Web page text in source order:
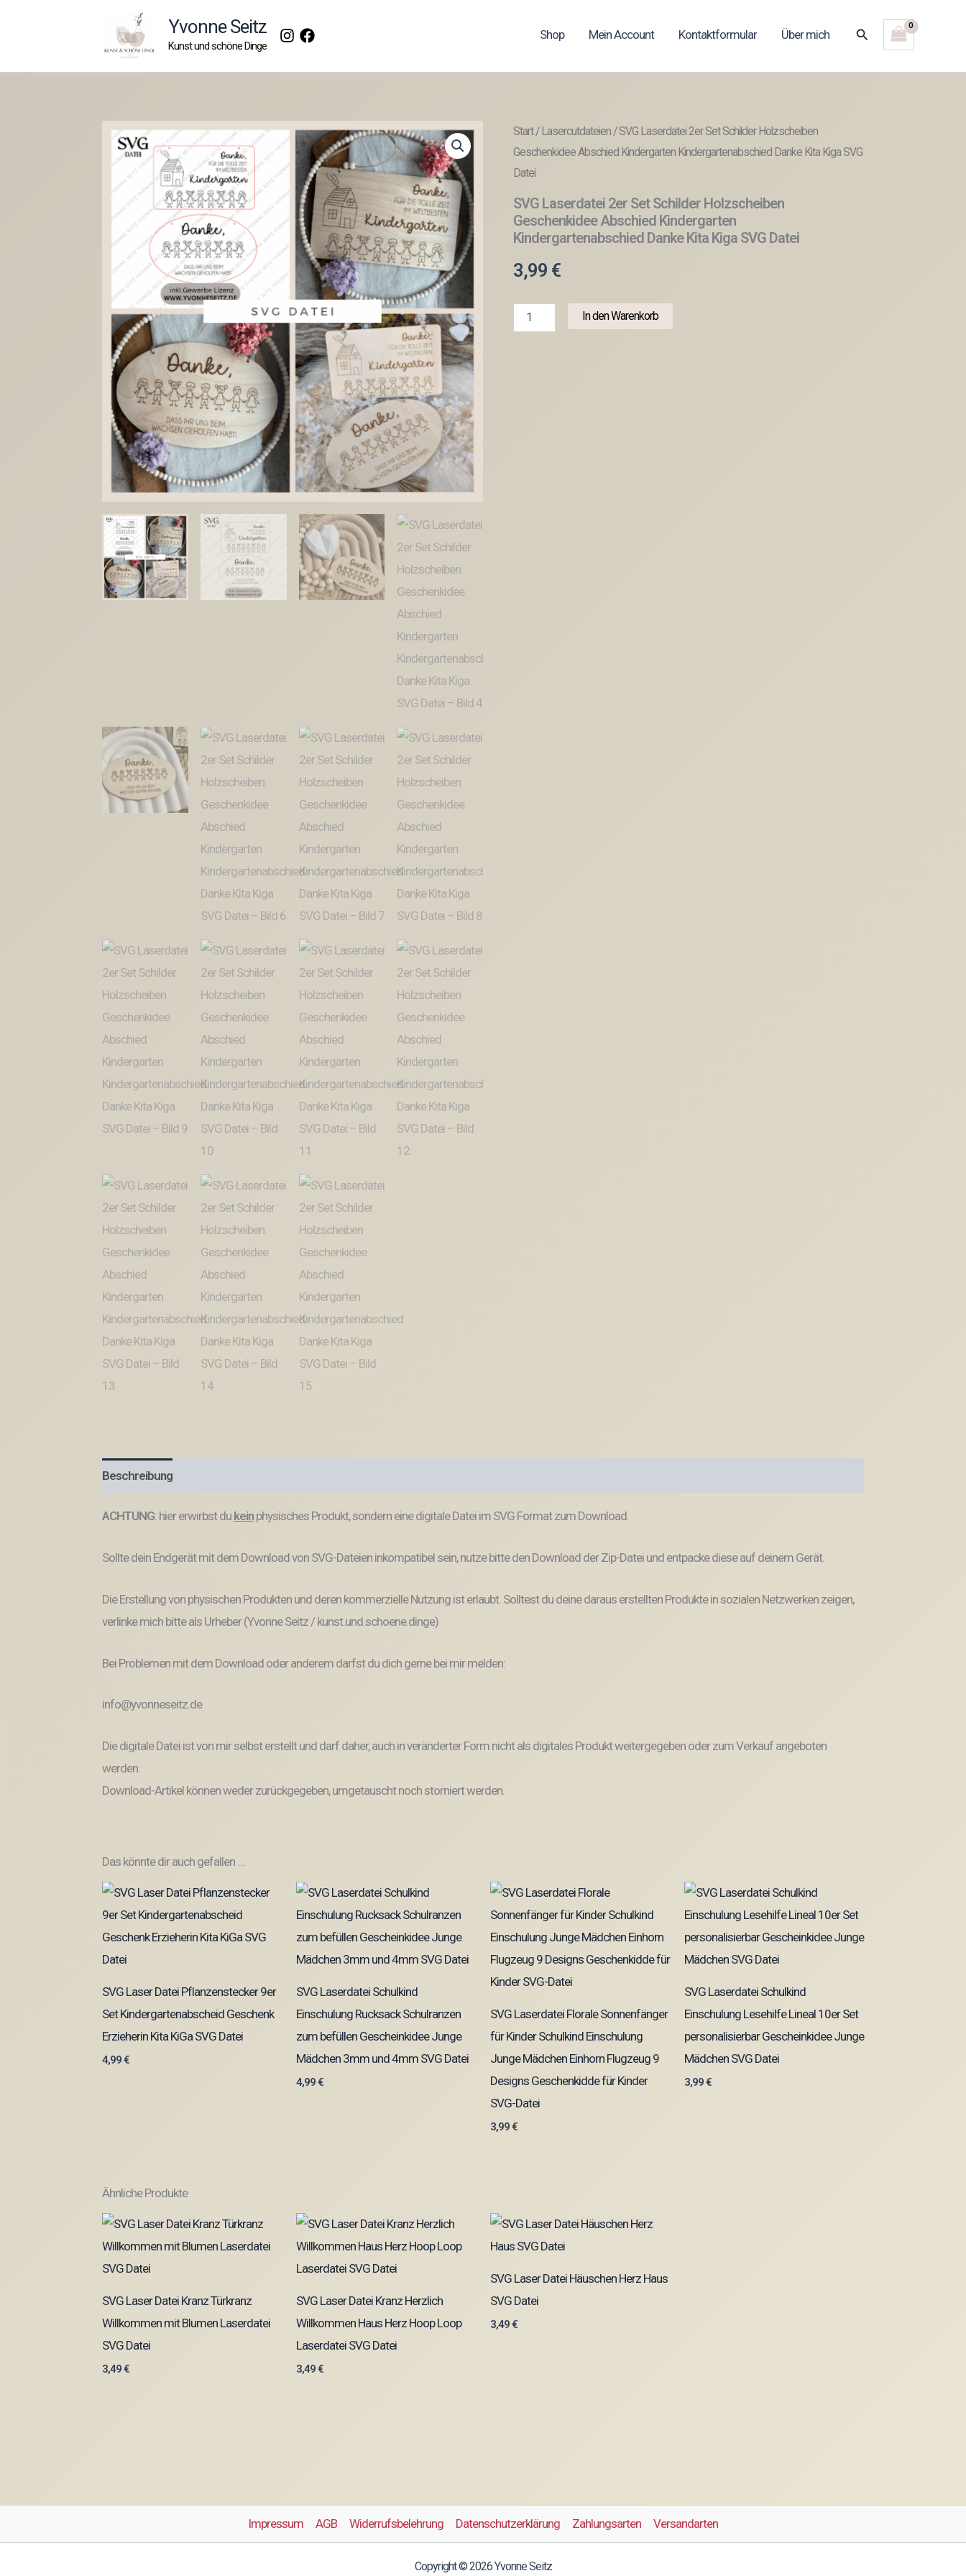
Yvonne Seitz
Kunst und schöne Dinge
Shop Mein Account Kontaktformular Über mich Suchen
Start/Lasercutdateien/ SVG Laserdatei 2er Set Schilder Holzscheiben
Geschenkidee Abschied Kindergarten Kindergartenabschied Danke Kita Kiga SVG
Datei
SVG Laserdatei 2er Set Schilder Holzscheiben
Geschenkidee Abschied Kindergarten
Kindergartenabschied Danke Kita Kiga SVG Datei
3,99 €
Laserdatei
In den Warenkorb
Beschreibung
ACHTUNG: hier erwirbst du kein physisches Produkt, sondern eine digitale Datei im SVG Format zum Download.
Sollte dein Endgerät mit dem Download von SVG-Dateien inkompatibel sein, nutze bitte den Download der Zip-Datei und entpacke diese auf deinem Gerät.
Die Erstellung von physischen Produkten und deren kommerzielle Nutzung ist erlaubt. Solltest du deine daraus erstellten Produkte in sozialen Netzwerken zeigen,
verlinke mich bitte als Urheber (Yvonne Seitz / kunst.und.schoene.dinge)
Bei Problemen mit dem Download oder anderem darfst du dich gerne bei mir melden:
info@yvonneseitz.de
Die digitale Datei ist von mir selbst erstellt und darf daher, auch in veränderter Form nicht als digitales Produkt weitergegeben oder zum Verkauf angeboten
werden.
Download-Artikel können weder zurückgegeben, umgetauscht noch storniert werden.
Das könnte dir auch gefallen …
SVG Laser Datei Pflanzenstecker 9er
Set Kindergartenabscheid Geschenk
Erzieherin Kita KiGa SVG Datei
4,99€
SVG Laserdatei Schulkind
Einschulung Rucksack Schulranzen
zum befüllen Gescheinkidee Junge
Mädchen 3mm und 4mm SVG Datei
4,99€
SVG Laserdatei Florale Sonnenfänger
für Kinder Schulkind Einschulung
Junge Mädchen Einhorn Flugzeug 9
Designs Geschenkidde für Kinder
SVG-Datei
3,99€
SVG Laserdatei Schulkind
Einschulung Lesehilfe Lineal 10er Set
personalisierbar Gescheinkidee Junge
Mädchen SVG Datei
3,99€
Ähnliche Produkte
SVG Laser Datei Kranz Türkranz
Willkommen mit Blumen Laserdatei
SVG Datei
3,49€
SVG Laser Datei Kranz Herzlich
Willkommen Haus Herz Hoop Loop
Laserdatei SVG Datei
3,49€
SVG Laser Datei Häuschen Herz Haus
SVG Datei
3,49€
Impressum AGB Widerrufsbelehrung Datenschutzerklärung Zahlungsarten Versandarten
Copyright © 2026 Yvonne Seitz